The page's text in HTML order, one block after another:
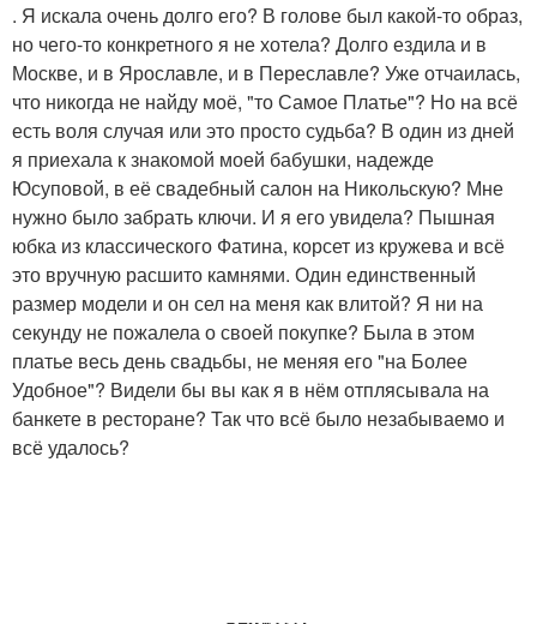
. Я искала очень долго его? В голове был какой-то образ,
но чего-то конкретного я не хотела? Долго ездила и в
Москве, и в Ярославле, и в Переславле? Уже отчаилась,
что никогда не найду моё, "то Самое Платье"? Но на всё
есть воля случая или это просто судьба? В один из дней
я приехала к знакомой моей бабушки, надежде
Юсуповой, в её свадебный салон на Никольскую? Мне
нужно было забрать ключи. И я его увидела? Пышная
юбка из классического Фатина, корсет из кружева и всё
это вручную расшито камнями. Один единственный
размер модели и он сел на меня как влитой? Я ни на
секунду не пожалела о своей покупке? Была в этом
платье весь день свадьбы, не меняя его "на Более
Удобное"? Видели бы вы как я в нём отплясывала на
банкете в ресторане? Так что всё было незабываемо и
всё удалось?